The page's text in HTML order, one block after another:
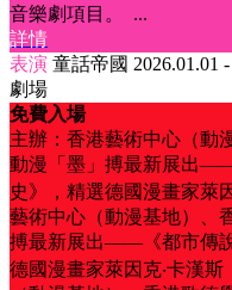
音樂劇項目。 ...
詳情
表演 童話帝國 2026.01.01
劇場
免費入場
主辦：香港藝術中心（動
動漫「墨」搏最新展出
史》，精選德國漫畫家萊
藝術中心（動漫基地）、
搏最新展出——《都市傳
德國漫畫家萊因克‧卡漢斯